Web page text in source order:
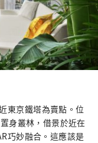
東京鐵塔為賣點。位
身叢林，借景於近在
巧妙融合。這應該是